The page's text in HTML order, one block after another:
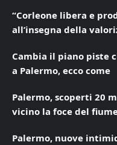
“Corleone libera e
all’insegna della
Cambia il piano piste
a Palermo, ecco come
Palermo, scoperti 20
vicino la foce del
Palermo, nuove